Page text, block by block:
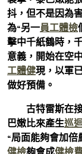
抖，但不是因為
為“另一員工體檢
擊中千紙鶴時，
意義，開始在空
工體健現，以軍
做好預備。
古特雷斯在
巴嫩比來產生巡
“局面能夠會加倍